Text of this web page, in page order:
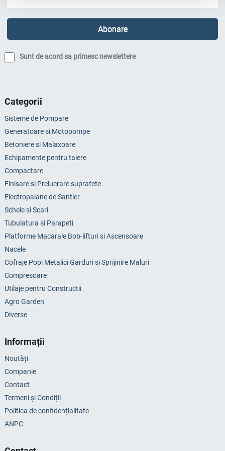
Sunt de acord sa primesc newslettere
Categorii
Sisteme de Pompare
Generatoare si Motopompe
Betoniere si Malaxoare
Echipamente pentru taiere
Compactare
Finisare si Prelucrare suprafete
Electropalane de Santier
Schele si Scari
Tubulatura si Parapeti
Platforme Macarale Bob-lifturi si Ascensoare
Nacele
Cofraje Popi Metalici Garduri si Sprijinire Maluri
Compresoare
Utilaje pentru Constructii
Agro Garden
Diverse
Informații
Noutăți
Companie
Contact
Termeni și Condiții
Politica de confidențialitate
ANPC